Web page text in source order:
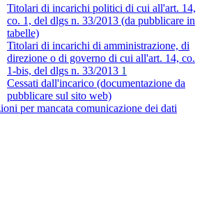
Titolari di incarichi politici di cui all'art. 14,
co. 1, del dlgs n. 33/2013 (da pubblicare in
tabelle)
Titolari di incarichi di amministrazione, di
direzione o di governo di cui all'art. 14, co.
1-bis, del dlgs n. 33/2013 1
Cessati dall'incarico (documentazione da
pubblicare sul sito web)
per mancata comunicazione dei dati